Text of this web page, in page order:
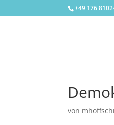
+49 176
von